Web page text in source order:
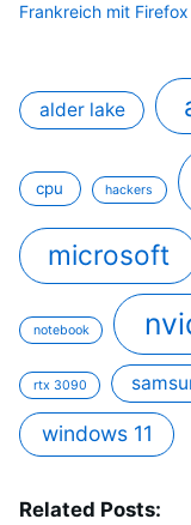
Frankreich mit Firefox
alder lake
cpu hackers
microsoft
notebook
rtx 3090
windows 11
Related Posts: